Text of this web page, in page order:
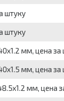
штуку
штуку
мм, цена за
мм, цена за
мм, цена